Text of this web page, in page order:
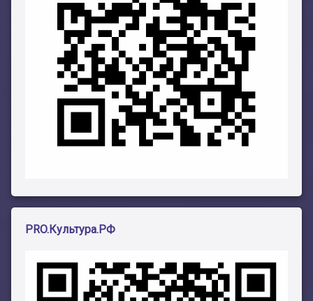
PRO.Культура.РФ